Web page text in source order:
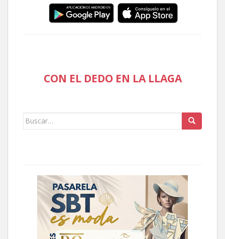
CON EL DEDO EN LA LLAGA
Buscar: